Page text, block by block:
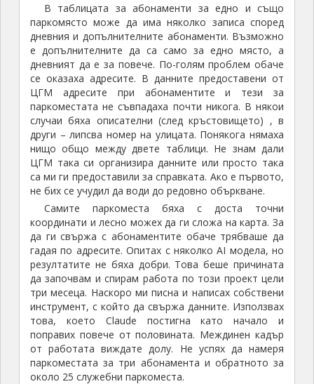
В таблицата за абонаменти за едно и също
паркомясто може да има няколко записа според
дневния и допълнителните абонаменти. Възможно
е допълнителните да са само за едно място, а
дневният да е за повече. По-голям проблем обаче
се оказаха адресите. В данните предоставени от
ЦГМ адресите при абонаментите и тези за
паркоместата не съвпадаха почти никога. В някои
случаи бяха описателни (след кръстовището) , в
други – липсва номер на улицата. Понякога нямаха
нищо общо между двете таблици. Не знам дали
ЦГМ така си организира данните или просто така
са ми ги предоставили за справката. Ако е първото,
не бих се учудил да води до редовно объркване.
Самите паркоместа бяха с доста точни
координати и лесно можех да ги сложа на карта. За
да ги свържа с абонаментите обаче трябваше да
гадая по адресите. Опитах с няколко AI модела, но
резултатите не бяха добри. Това беше причината
да започвам и спирам работа по този проект цели
три месеца. Наскоро ми писна и написах собствени
инструмент, с който да свържа данните. Използвах
това, което Claude постигна като начало и
поправих повече от половината. Междинен кадър
от работата виждате долу. Не успях да намеря
паркоместата за три абонамента и обратното за
около 25 служебни паркоместа.